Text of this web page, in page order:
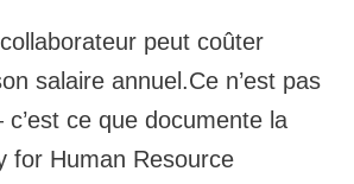
peut coûter
salaire annuel.Ce n’est pas
ce que documente la
for Human Resource